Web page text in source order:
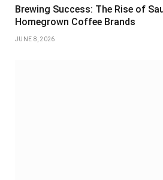
Brewing Success: The Rise of
Homegrown Coffee Brands
JUNE 8, 2026